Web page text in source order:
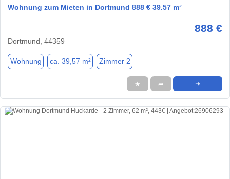
Wohnung zum Mieten in Dortmund 888 € 39.57 m²
888 €
Dortmund, 44359
Wohnung ca. 39,57 m² Zimmer 2
★ ➦ ➜